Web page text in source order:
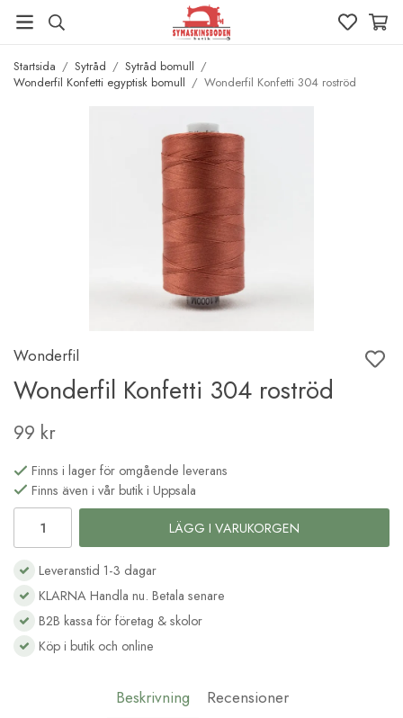
Startsida / Sytråd / Sytråd bomull /
Wonderfil Konfetti egyptisk bomull / Wonderfil Konfetti 304 roströd
Wonderfil
Wonderfil Konfetti 304 roströd
99 kr
Finns i lager för omgående leverans
Finns även i vår butik i Uppsala
LÄGG I VARUKORGEN
Leveranstid 1-3 dagar
KLARNA Handla nu. Betala senare
B2B kassa för företag & skolor
Köp i butik och online
Beskrivning Recensioner